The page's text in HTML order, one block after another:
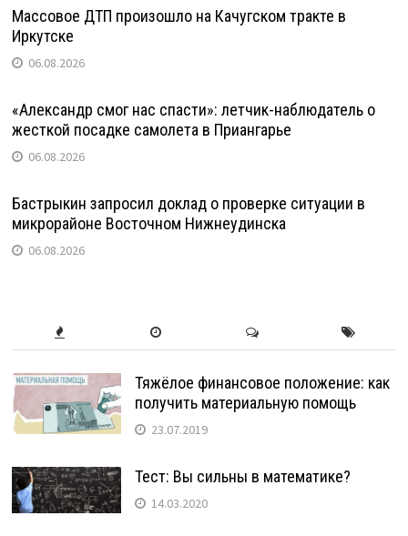
Массовое ДТП произошло на Качугском тракте в
Иркутске
06.08.2026
«Александр смог нас спасти»: летчик-наблюдатель о
жесткой посадке самолета в Приангарье
06.08.2026
Бастрыкин запросил доклад о проверке ситуации в
микрорайоне Восточном Нижнеудинска
06.08.2026
Тяжёлое финансовое положение: как
получить материальную помощь
23.07.2019
Тест: Вы сильны в математике?
14.03.2020